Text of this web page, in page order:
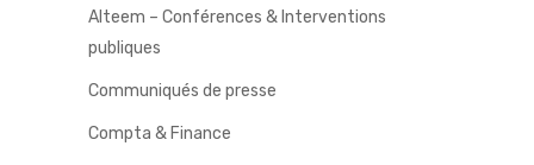
Alteem – Conférences & Interventions
publiques
Communiqués de presse
Compta & Finance